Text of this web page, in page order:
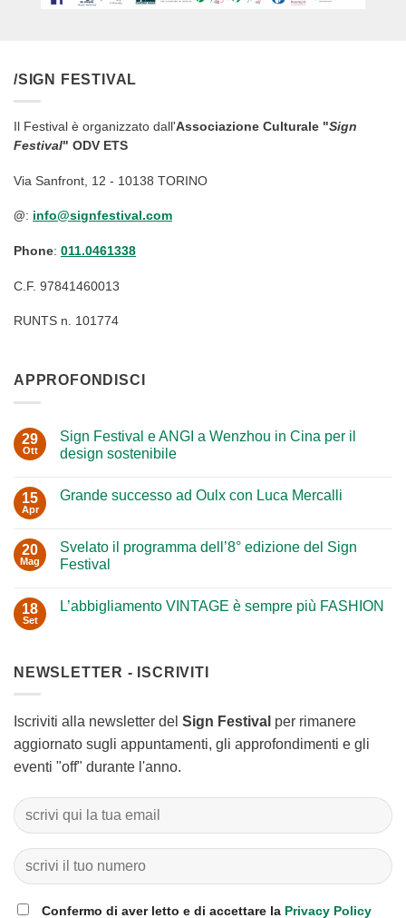
/SIGN FESTIVAL
Il Festival è organizzato dall'Associazione Culturale "Sign
Festival" ODV ETS
Via Sanfront, 12 - 10138 TORINO
@: info@signfestival.com
Phone: 011.0461338
C.F. 97841460013
RUNTS n. 101774
APPROFONDISCI
29
Ott
Sign Festival e ANGI a Wenzhou in Cina per il
design sostenibile
su
ANGI
a
Wenzhou
per
il
15
Apr
Grande successo ad Oulx con Luca Mercalli
Grande
successo
ad
Luca
20
Mag
Svelato il programma dell’8° edizione del Sign
Festival
su
edizione
del
18
Set
L’abbigliamento VINTAGE è sempre più FASHION
VINTAGE
FASHION
NEWSLETTER - ISCRIVITI
Iscriviti alla newsletter del Sign Festival per rimanere
aggiornato sugli appuntamenti, gli approfondimenti e gli
eventi "off" durante l'anno.
Confermo di aver letto e di accettare la Privacy Policy